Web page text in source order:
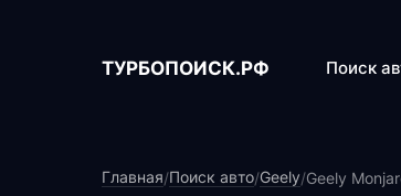
ТУРБОПОИСК.РФ Поиск
Главная/Поиск авто/Geely/Geely